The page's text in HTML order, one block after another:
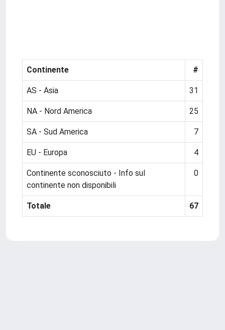
Continente #
AS - Asia 31
NA - Nord America 25
SA - Sud America 7
EU - Europa 4
Continente sconosciuto - Info sul
continente non disponibili
0
Totale 67